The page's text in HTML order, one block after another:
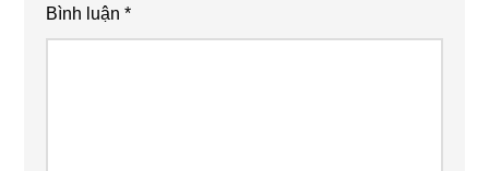
Bình luận*